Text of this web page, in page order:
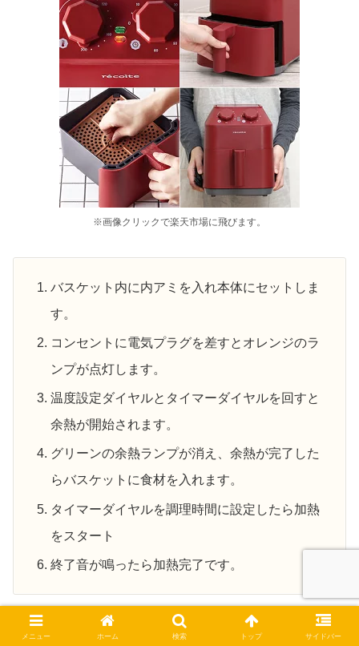
※画像クリックで楽天市場に飛びます。
バスケット内に内アミを入れ本体にセットしま
す。
コンセントに電気プラグを差すとオレンジのラ
ンプが点灯します。
温度設定ダイヤルとタイマーダイヤルを回すと
余熱が開始されます。
グリーンの余熱ランプが消え、余熱が完了した
らバスケットに食材を入れます。
タイマーダイヤルを調理時間に設定したら加熱
をスタート
終了音が鳴ったら加熱完了です。
使用後は、電源プラグを抜き、本体が十分に冷めてから、
メニュー ホーム 検索 トップ サイドバー